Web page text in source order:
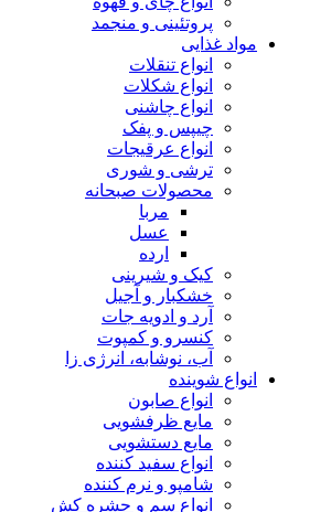
پروتئینی و منجمد
مواد غذایی
انواع تنقلات
انواع شکلات
انواع چاشنی
چیپس و پفک
انواع عرقیجات
ترشی و شوری
محصولات صبحانه
مربا
عسل
ارده
کیک و شیرینی
خشکبار و آجیل
آرد و ادویه جات
کنسرو و کمپوت
آب، نوشابه، انرژی زا
انواع شوینده
انواع صابون
مایع ظرفشویی
مایع دستشویی
انواع سفید کننده
شامپو و نرم کننده
انواع سم و حشره کش